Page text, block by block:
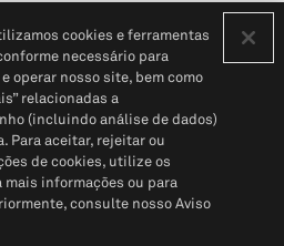
privacidade do cliente (em inglês)
Pessoais© 2026 S&P Global
cookies e ferramentas
necessário para
operar nosso site, bem como
relacionadas a
(incluindo análise de dados)
Para aceitar, rejeitar ou
de cookies, utilize os
mais informações ou para
consulte nosso Aviso